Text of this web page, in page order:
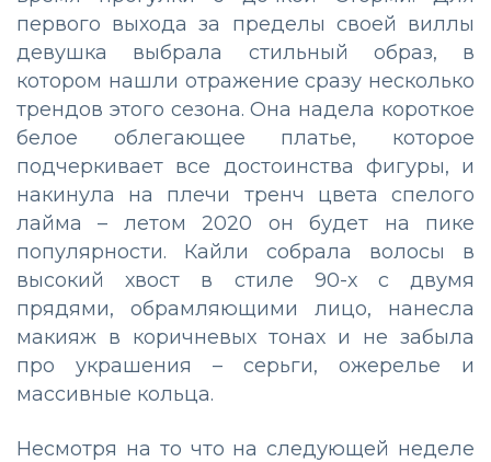
первого выхода за пределы своей виллы
девушка выбрала стильный образ, в
котором нашли отражение сразу несколько
трендов этого сезона. Она надела короткое
белое облегающее платье, которое
подчеркивает все достоинства фигуры, и
накинула на плечи тренч цвета спелого
лайма – летом 2020 он будет на пике
популярности. Кайли собрала волосы в
высокий хвост в стиле 90-х с двумя
прядями, обрамляющими лицо, нанесла
макияж в коричневых тонах и не забыла
про украшения – серьги, ожерелье и
массивные кольца.
Несмотря на то что на следующей неделе